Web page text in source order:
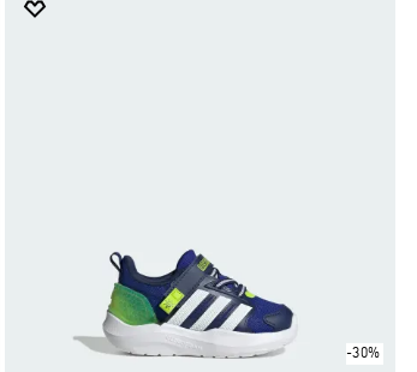
-30%